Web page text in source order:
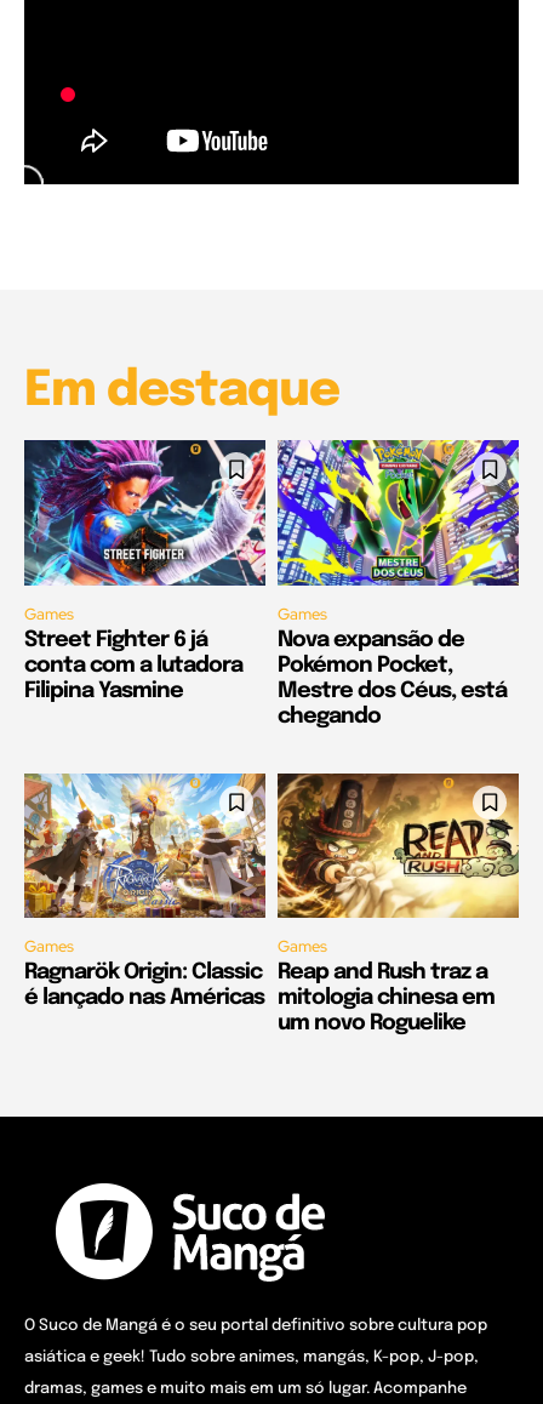
Em destaque
Games
Street Fighter 6 já
conta com a lutadora
Filipina Yasmine
Games
Nova expansão de
Pokémon Pocket,
Mestre dos Céus, está
chegando
Games
Ragnarök Origin: Classic
é lançado nas Américas
Games
Reap and Rush traz a
mitologia chinesa em
um novo Roguelike
O Suco de Mangá é o seu portal definitivo sobre cultura pop
asiática e geek! Tudo sobre animes, mangás, K-pop, J-pop,
dramas, games e muito mais em um só lugar. Acompanhe